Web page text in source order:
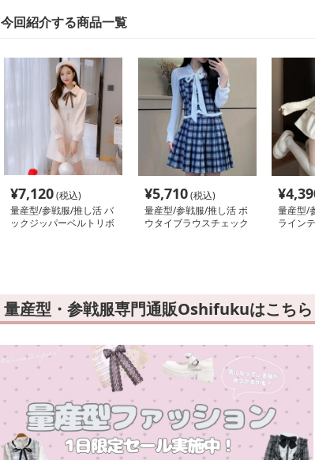
今回紹介する商品一覧
¥7,120(税込)
量産型/参戦服/推し活 バ
ックジッパーベルトリボ
¥5,710(税込)
量産型/参戦服/推し活 ボ
ウタイブラウスチェック
¥
量産型/
ライン
量産型・参戦服専門通販Oshifukuはこちら